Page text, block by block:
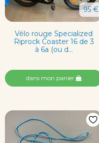
95 €
Vélo rouge Specialized
Riprock Coaster 16 de 3
à 6a (ou d...
dans mon panier